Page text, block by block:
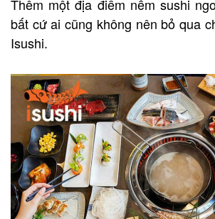
Thêm một địa điểm nếm sushi
bất cứ ai cũng không nên bỏ qua
Isushi.